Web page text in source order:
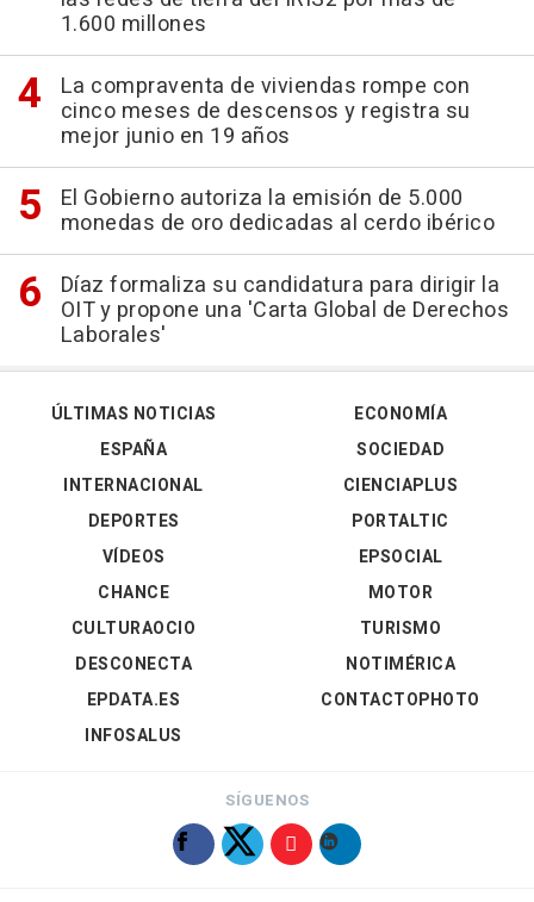
1.600 millones
La compraventa de viviendas rompe con
cinco meses de descensos y registra su
mejor junio en 19 años
El Gobierno autoriza la emisión de 5.000
monedas de oro dedicadas al cerdo ibérico
Díaz formaliza su candidatura para dirigir la
OIT y propone una 'Carta Global de Derechos
Laborales'
ÚLTIMAS NOTICIAS
ESPAÑA
INTERNACIONAL
DEPORTES
VÍDEOS
ECONOMÍA
SOCIEDAD
CIENCIAPLUS
PORTALTIC
EPSOCIAL
CHANCE
CULTURAOCIO
DESCONECTA
EPDATA.ES
INFOSALUS
MOTOR
TURISMO
NOTIMÉRICA
CONTACTOPHOTO
SÍGUENOS